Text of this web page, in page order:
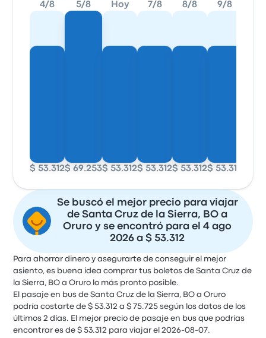
4/8
$ 53.312
5/8
$ 69.253
Hoy
$ 53.312
7/8
$ 53.312
8/8
$ 53.312
9/8
$ 53.312
Se buscó el mejor precio para viajar
de Santa Cruz de la Sierra, BO a
Oruro y se encontró para el 4 ago
2026 a $ 53.312
Para ahorrar dinero y asegurarte de conseguir el mejor
asiento, es buena idea comprar tus boletos de Santa Cruz de
la Sierra, BO a Oruro lo más pronto posible.
El pasaje en bus de Santa Cruz de la Sierra, BO a Oruro
podría costarte de $ 53.312 a $ 75.725 según los datos de los
últimos 2 días. El mejor precio de pasaje en bus que podrías
encontrar es de $ 53.312 para viajar el 2026-08-07.